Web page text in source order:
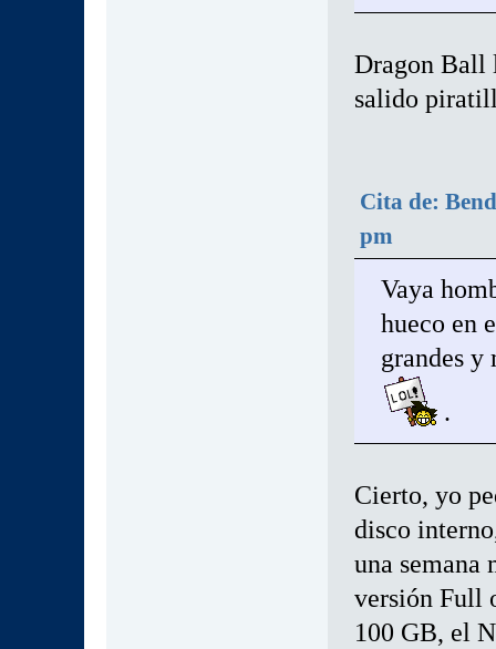
Dragon Ball
salido
Cita de:
pm
Vaya
hueco en
grandes y
.
Cierto, yo
disco
una semana
versión Full
100 GB, el